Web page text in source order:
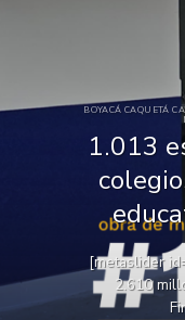
BOYACÁ CAQUETÁ
1.013
[metaslider
2.610